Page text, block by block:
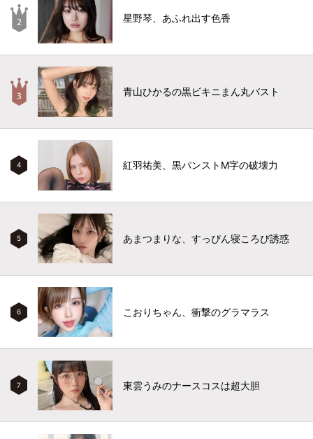
星野琴、あふれ出す色香
青山ひかるの黒ビキニまん丸バスト
4 紅羽祐美、黒パンストM字の破壊力
5 あまつまりな、すっぴん寝ころび誘惑
6 こおりちゃん、衝撃のグラマラス
7 東雲うみのナースコスは超大胆